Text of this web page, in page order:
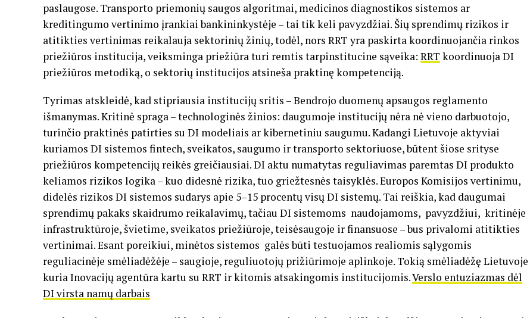
paslaugose. Transporto priemonių saugos algoritmai, medicinos diagnostikos sistemos ar
kreditingumo vertinimo įrankiai bankininkystėje – tai tik keli pavyzdžiai. Šių sprendimų rizikos ir
atitikties vertinimas reikalauja sektorinių žinių, todėl, nors RRT yra paskirta koordinuojančia rinkos
priežiūros institucija, veiksminga priežiūra turi remtis tarpinstitucine sąveika: RRT koordinuoja DI
priežiūros metodiką, o sektorių institucijos atsineša praktinę kompetenciją.
Tyrimas atskleidė, kad stipriausia institucijų sritis – Bendrojo duomenų apsaugos reglamento
išmanymas. Kritinė spraga – technologinės žinios: daugumoje institucijų nėra nė vieno darbuotojo,
turinčio praktinės patirties su DI modeliais ar kibernetiniu saugumu. Kadangi Lietuvoje aktyviai
kuriamos DI sistemos fintech, sveikatos, saugumo ir transporto sektoriuose, būtent šiose srityse
priežiūros kompetencijų reikės greičiausiai. DI aktu numatytas reguliavimas paremtas DI produkto
keliamos rizikos logika – kuo didesnė rizika, tuo griežtesnės taisyklės. Europos Komisijos vertinimu,
didelės rizikos DI sistemos sudarys apie 5–15 procentų visų DI sistemų. Tai reiškia, kad daugumai
sprendimų pakaks skaidrumo reikalavimų, tačiau DI sistemoms naudojamoms, pavyzdžiui, kritinėje
infrastruktūroje, švietime, sveikatos priežiūroje, teisėsaugoje ir finansuose – bus privalomi atitikties
vertinimai. Esant poreikiui, minėtos sistemos galės būti testuojamos realiomis sąlygomis
reguliacinėje smėliadėžėje – saugioje, reguliuotojų prižiūrimoje aplinkoje. Tokią smėliadėžę Lietuvoje
kuria Inovacijų agentūra kartu su RRT ir kitomis atsakingomis institucijomis.Verslo entuziazmas dėl
DI virsta namų darbais